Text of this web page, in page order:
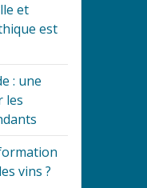
et
est
: une
les
vins ?